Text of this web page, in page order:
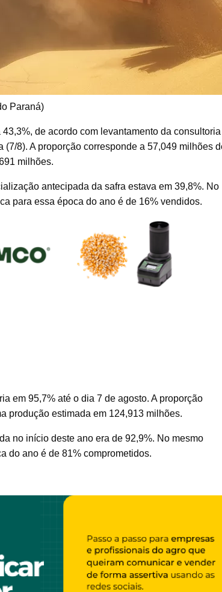
Paraná)
de acordo com levantamento da consultoria
8). A proporção corresponde a 57,049 milhões
milhões.
antecipada da safra estava em 39,8%. No
para essa época do ano é de 16% vendidos.
em 95,7% até o dia 7 de agosto. A proporção
produção estimada em 124,913 milhões.
no início deste ano era de 92,9%. No mesmo
do ano é de 81% comprometidos.